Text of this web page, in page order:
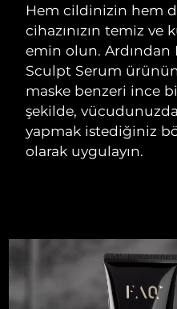
Hem cildinizin hem
cihazınızın temiz
emin olun.
Sculpt Serum
maske benzeri ince
şekilde,
yapmak istediğiniz
olarak uygulayın.